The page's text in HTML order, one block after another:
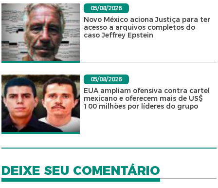
05/08/2026
Novo México aciona Justiça para ter
acesso a arquivos completos do
caso Jeffrey Epstein
05/08/2026
EUA ampliam ofensiva contra cartel
mexicano e oferecem mais de US$
100 milhões por líderes do grupo
DEIXE SEU COMENTÁRIO